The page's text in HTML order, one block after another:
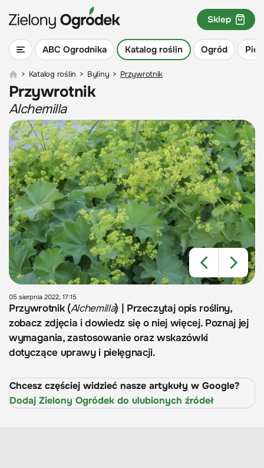
ABC Ogrodnika Katalog roślin Ogród
Sklep
> Katalog roślin > Byliny > Przywrotnik
Przywrotnik
Alchemilla
05 sierpnia 2022, 17:15
Przywrotnik (Alchemilla) | Przeczytaj opis rośliny,
zobacz zdjęcia i dowiedz się o niej więcej. Poznaj jej
wymagania, zastosowanie oraz wskazówki
dotyczące uprawy i pielęgnacji.
Chcesz częściej widzieć nasze artykuły w Google?
Dodaj Zielony Ogródek do ulubionych źródeł